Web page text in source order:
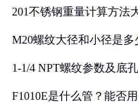
201不锈钢重量计算方法
M20螺纹大径和小径是多
1-1/4 NPT螺纹参数及底
F1010E是什么管？能否